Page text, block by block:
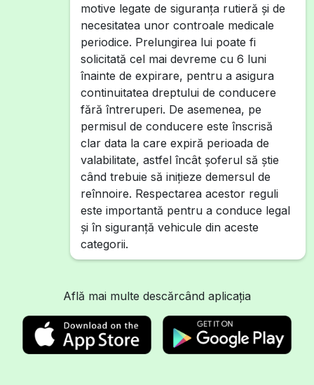
motive legate de siguranța rutieră și de
necesitatea unor controale medicale
periodice. Prelungirea lui poate fi
solicitată cel mai devreme cu 6 luni
înainte de expirare, pentru a asigura
continuitatea dreptului de conducere
fără întreruperi. De asemenea, pe
permisul de conducere este înscrisă
clar data la care expiră perioada de
valabilitate, astfel încât șoferul să știe
când trebuie să inițieze demersul de
reînnoire. Respectarea acestor reguli
este importantă pentru a conduce legal
și în siguranță vehicule din aceste
categorii.
Află mai multe descărcând aplicația